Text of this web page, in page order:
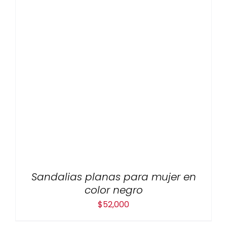
Sandalias planas para mujer en
color negro
$52,000